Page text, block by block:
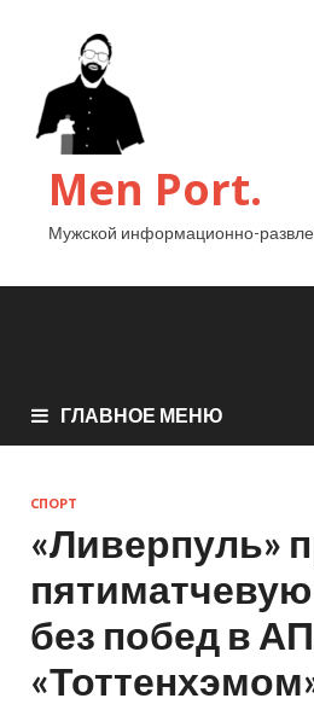
Men Port.
Мужской информационно-
ГЛАВНОЕ МЕНЮ
СПОРТ
«Ливерпуль»
без побед в